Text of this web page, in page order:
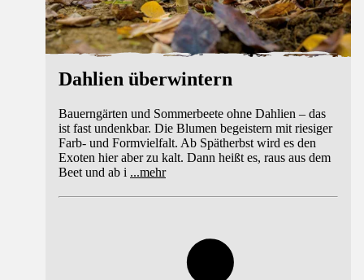
Dahlien überwintern
Bauerngärten und Sommerbeete ohne Dahlien – das
ist fast undenkbar. Die Blumen begeistern mit riesiger
Farb- und Formvielfalt. Ab Spätherbst wird es den
Exoten hier aber zu kalt. Dann heißt es, raus aus dem
Beet und ab i ...mehr